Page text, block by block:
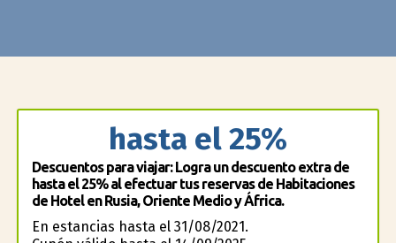
hasta el 25%
Descuentos para viajar: Logra un descuento extra de
hasta el 25% al efectuar tus reservas de Habitaciones
de Hotel en Rusia, Oriente Medio y África.
En estancias hasta el 31/08/2021.